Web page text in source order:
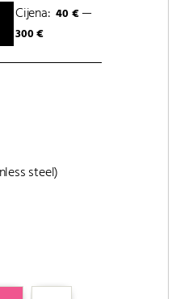
Cijena: 40 €—
300 €
steel)